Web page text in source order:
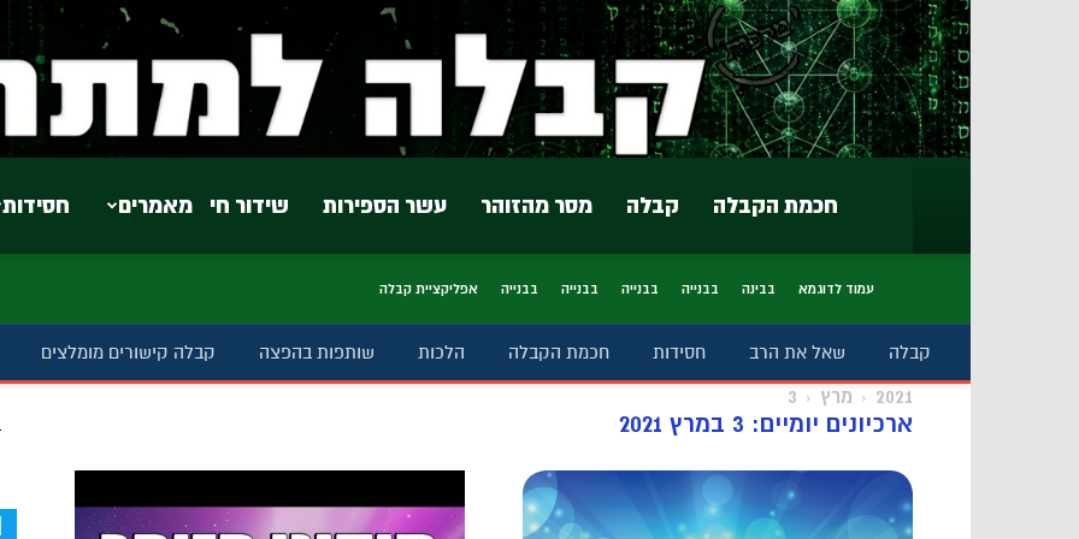
חסידות מאמרים שידור חי עשר הספירות מסר מהזוהר קבלה חכמת הקבלה
עמוד לדוגמא בבינה בבנייה בבנייה בבנייה בבנייה אפליקציית קבלה
קבלה שאל את הרב חסידות חכמת הקבלה הלכות שותפות בהפצה קבלה קישורים מומלצים
2021 מרץ 3
ארכיונים יומיים: 3 במרץ 2021